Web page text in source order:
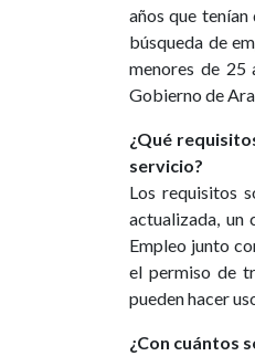
años que
búsqueda de
menores de 25
Gobierno de
¿Qué
servicio?
Los requisitos
actualizada, un
Empleo junto
el permiso de
pueden hacer
¿Con cuántos